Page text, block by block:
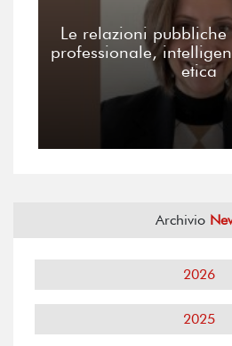
Le relazioni
professionale,
etica
Archivio
2026
2025